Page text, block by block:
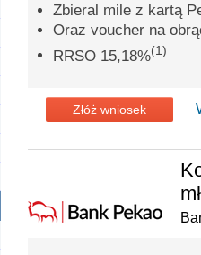
Zbieral mile z kartą
Oraz voucher na
RRSO 15,18%(1)
Złóż wniosek